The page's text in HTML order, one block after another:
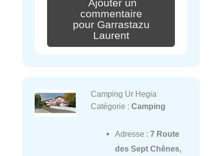
Ajouter un
commentaire
pour Garrastazu
Laurent
Camping Ur Hegia
Catégorie : Camping
Adresse : 7 Route
des Sept Chênes,